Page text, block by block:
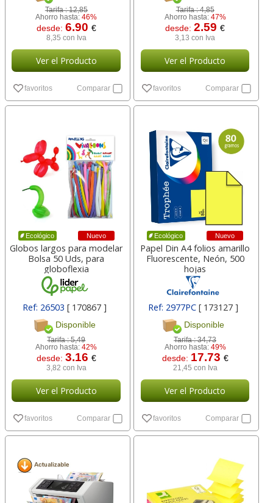
Tarifa :12,85
Ahorro hasta:46%
desde: 6.90 €
8,35 con Iva
Ver el Producto
favoritos Comparar
Tarifa :4,85
Ahorro hasta: 47%
desde:2.59€
3,13 con Iva
Ver el Producto
favoritos Comparar
Ecológico Nuevo
Globos largos para modelar
Bolsa 50 Uds, para
globoflexia
Ref: 26503[ 170867 ]
Disponible
Tarifa :5,49
Ahorro hasta:42%
desde: 3.16 €
3,82 con Iva
Ver el Producto
favoritos Comparar
Ecológico Nuevo
Papel Din A4 folios amarillo
Fluorescente, Neón, 500
hojas
Ref: 2977PC[ 173127 ]
Disponible
Tarifa :34,73
Ahorro hasta: 49%
desde: 17.73 €
21,45 con Iva
Ver el Producto
favoritos Comparar